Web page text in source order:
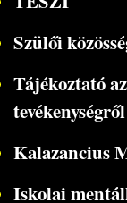
Szülői
Tájékoztató
tevékenységről
Kalazancius
Iskolai